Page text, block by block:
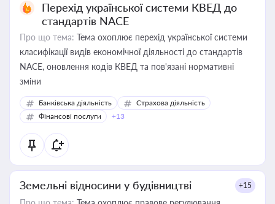
Перехід української системи КВЕД до
стандартів NACE
Про що тема: Тема охоплює перехід української системи
класифікації видів економічної діяльності до стандартів
NACE, оновлення кодів КВЕД та пов'язані нормативні
зміни
Банківська діяльність
Страхова діяльність
Фінансові послуги
+13
Земельні відносини у будівництві +15